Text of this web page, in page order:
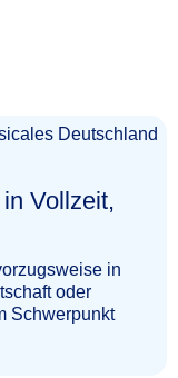
Deutschland
Vollzeit,
in
oder
Schwerpunkt